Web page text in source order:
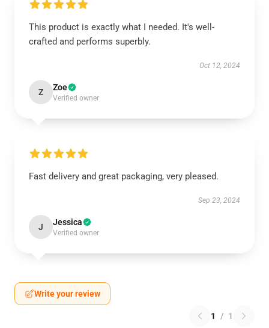
This product is exactly what I needed. It's well-
crafted and performs superbly.
Oct 12, 2024
Z Zoe
Verified owner
Fast delivery and great packaging, very pleased.
Sep 23, 2024
J Jessica
Verified owner
Write your review
1 / 1